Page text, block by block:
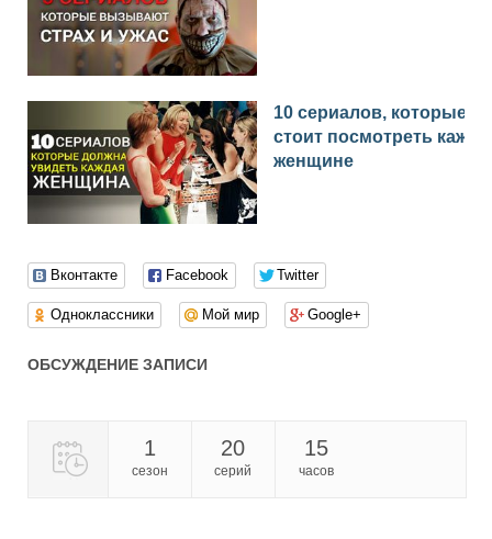
10 сериалов, которые
стоит посмотреть
женщине
Вконтакте Facebook Twitter
Одноклассники Мой мир Google+
ОБСУЖДЕНИЕ ЗАПИСИ
1
сезон
20
серий
15
часов